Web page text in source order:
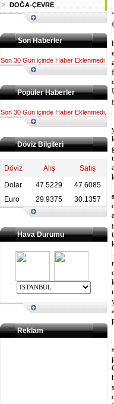
DOĞA-ÇEVRE
Son Haberler
Son 30 Gün içinde Haber Eklenmedi
Popüler Haberler
Son 30 Gün içinde Haber Eklenmedi.
Döviz Bilgileri
Döviz Alış
Satış
Dolar
47.5229
47.6085
Euro
29.9375 30.1357
Hava Durumu
Reklam